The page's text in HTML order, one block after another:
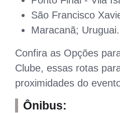
São Francisco
Maracanã; Uruguai.
Confira as Opções
Clube, essas rotas
proximidades do
Ônibus: